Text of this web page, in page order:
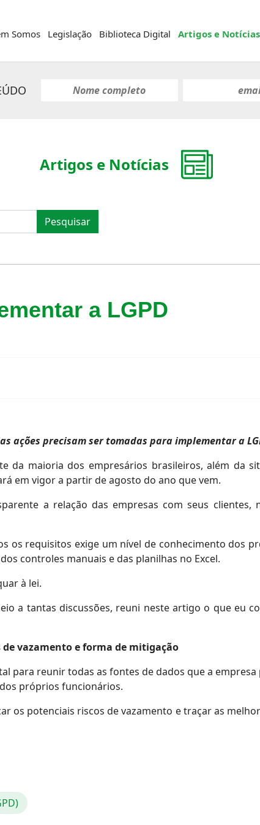
Somos Legislação Biblioteca Digital Artigos e Notícias
Pesquisar
Artigos e Notícias
a LGPD
ações precisam ser tomadas para implementar a
da maioria dos empresários brasileiros, além da
em vigor a partir de agosto do ano que vem.
a relação das empresas com seus clientes,
os requisitos exige um nível de conhecimento dos
controles manuais e das planilhas no Excel.
à lei.
a tantas discussões, reuni neste artigo o que eu
vazamento e forma de mitigação
para reunir todas as fontes de dados que a
próprios funcionários.
os potenciais riscos de vazamento e traçar as